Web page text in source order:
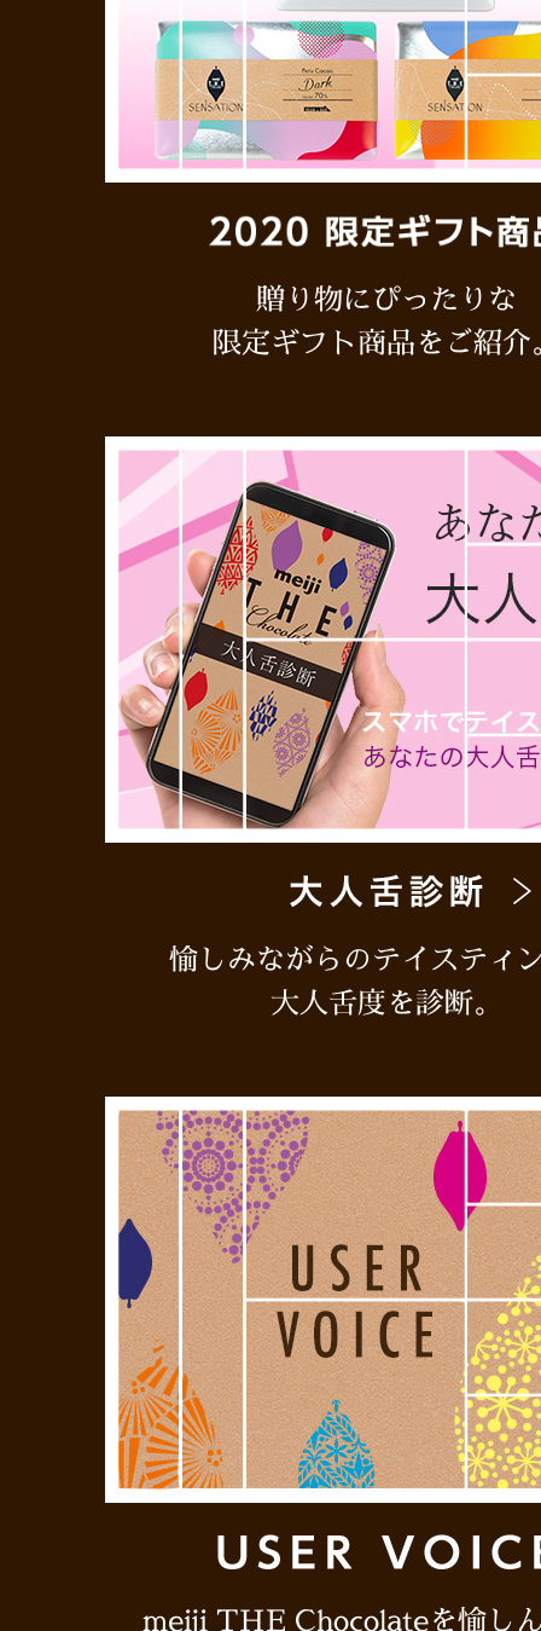
贈り物にぴったりな
限定ギフト商品をご紹介
愉しみながらのテイスティ
大人舌度を診断。
meiji THE Chocolateを愉し